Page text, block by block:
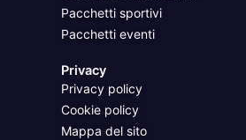
Pacchetti sportivi
Pacchetti eventi
Privacy
Privacy policy
Cookie policy
Mappa del sito